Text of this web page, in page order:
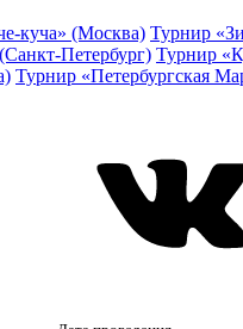
куча» (Москва) Турнир
Петербург) Турнир
Турнир «Петербургская